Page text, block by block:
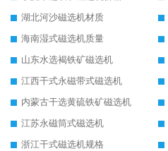
湖北河沙磁选机材质
海南湿式磁选机质量
山东水选褐铁矿磁选机
江西干式永磁带式磁选机
内蒙古干选黄硫铁矿磁选机
江苏永磁筒式磁选机
浙江干式磁选机规格